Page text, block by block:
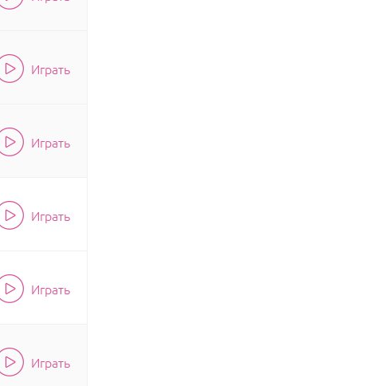
Играть
Играть
Играть
Играть
Играть